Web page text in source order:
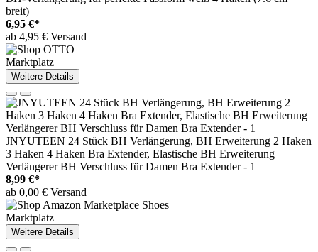
breit)
6,95 €*
ab 4,95 € Versand
Marktplatz
Weitere Details
JNYUTEEN 24 Stück BH Verlängerung, BH Erweiterung 2 Haken
3 Haken 4 Haken Bra Extender, Elastische BH Erweiterung
Verlängerer BH Verschluss für Damen Bra Extender - 1
8,99 €*
ab 0,00 € Versand
Marktplatz
Weitere Details